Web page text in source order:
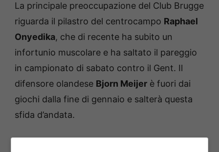
La principale preoccupazione del Club Brugge
riguarda il pilastro del centrocampo Raphael
Onyedika, che di recente ha subito un
infortunio muscolare e ha saltato il pareggio
in campionato di sabato contro il Gent. Il
difensore olandese Bjorn Meijer è fuori dai
giochi dalla fine di gennaio e salterà questa
sfida d’andata.